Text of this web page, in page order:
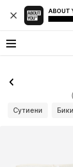
ABOUT
Сутиени